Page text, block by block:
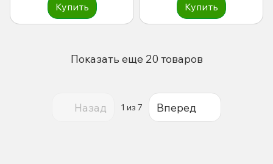
Купить Купить
Показать еще 20 товаров
Назад 1 из 7 Вперед